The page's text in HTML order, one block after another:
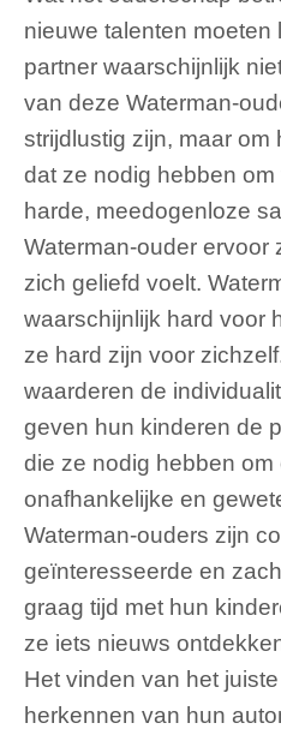
nieuwe talenten moeten
partner waarschijnlijk
van deze Waterman-
strijdlustig zijn, maar
dat ze nodig hebben
harde, meedogenloze
Waterman-ouder ervoor
zich geliefd voelt.
waarschijnlijk hard voor
ze hard zijn voor
waarderen de
geven hun kinderen de
die ze nodig hebben om
onafhankelijke en
Waterman-ouders zijn
geïnteresseerde en
graag tijd met hun
ze iets nieuws
Het vinden van het
herkennen van hun